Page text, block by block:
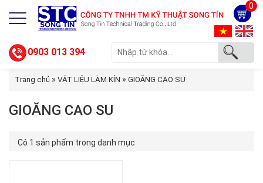
0
0903 013 394
Trang chủ » VẬT LIỆU LÀM KÍN » GIOĂNG CAO SU
GIOĂNG CAO SU
Có 1 sản phẩm trong danh mục